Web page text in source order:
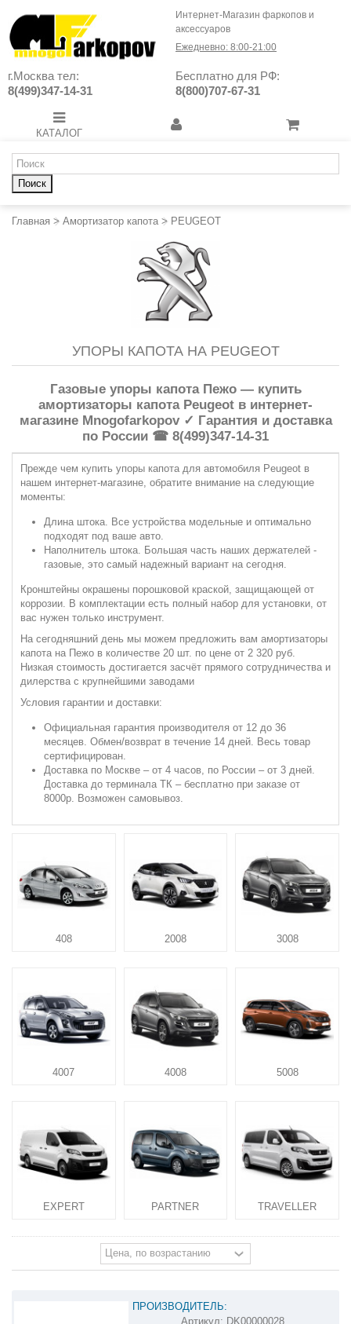
Интернет-Магазин фаркопов и
аксессуаров
Ежедневно: 8:00-21:00
г.Москва тел:
8(499)347-14-31
Бесплатно для РФ:
8(800)707-67-31
КАТАЛОГ
Поиск
Главная > Амортизатор капота > PEUGEOT
УПОРЫ КАПОТА НА PEUGEOT
Газовые упоры капота Пежо — купить
амортизаторы капота Peugeot в интернет-
магазине Mnogofarkopov ✓ Гарантия и доставка
по России ☎ 8(499)347-14-31
Прежде чем купить упоры капота для автомобиля Peugeot в
нашем интернет-магазине, обратите внимание на следующие
моменты:
Длина штока. Все устройства модельные и оптимально
подходят под ваше авто.
Наполнитель штока. Большая часть наших держателей -
газовые, это самый надежный вариант на сегодня.
Кронштейны окрашены порошковой краской, защищающей от
коррозии. В комплектации есть полный набор для установки, от
вас нужен только инструмент.
На сегодняшний день мы можем предложить вам амортизаторы
капота на Пежо в количестве 20 шт. по цене от 2 320 руб.
Низкая стоимость достигается засчёт прямого сотрудничества и
дилерства с крупнейшими заводами
Условия гарантии и доставки:
Официальная гарантия производителя от 12 до 36
месяцев. Обмен/возврат в течение 14 дней. Весь товар
сертифицирован.
Доставка по Москве – от 4 часов, по России – от 3 дней.
Доставка до терминала ТК – бесплатно при заказе от
8000р. Возможен самовывоз.
408 2008 3008
4007 4008 5008
EXPERT PARTNER TRAVELLER
ПРОИЗВОДИТЕЛЬ:
Артикул: DK00000028